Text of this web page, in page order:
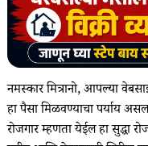
नमस्कार मित्रानो, आपल्या
हा पैसा मिळवण्याचा पर्याय
रोजगार म्हणता येईल हा सुद्धा